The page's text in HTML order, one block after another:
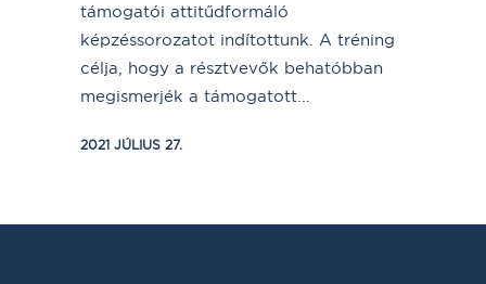
támogatói attitűdformáló
képzéssorozatot indítottunk. A tréning
célja, hogy a résztvevők behatóbban
megismerjék a támogatott...
2021 JÚLIUS 27.